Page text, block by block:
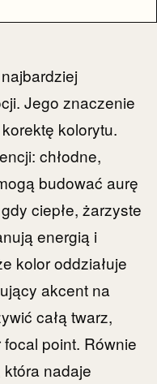
Jego znaczenie
kolorytu.
chłodne,
budować aurę
ciepłe, żarzyste
energią i
kolor oddziałuje
akcent na
całą twarz,
point. Równie
nadaje